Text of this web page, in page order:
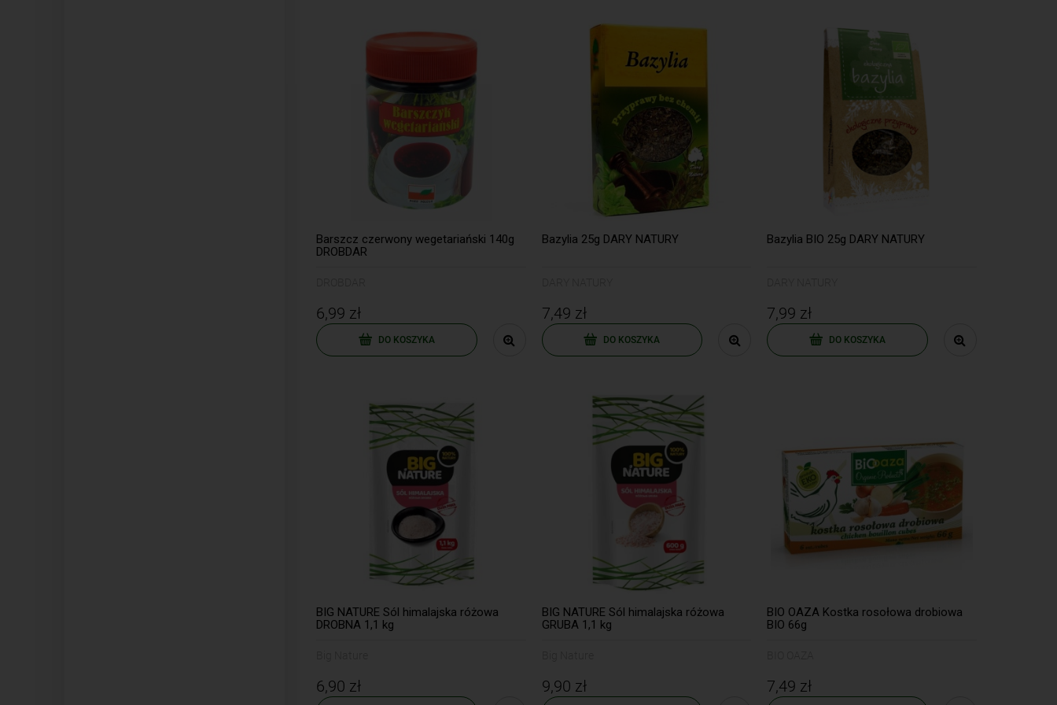
Barszcz czerwony wegetariański 140g
DROBDAR
6,99 zł
DO KOSZYKA
Bazylia 25g DARY NATURY
7,49 zł
DO KOSZYKA
Bazylia BIO 25g DARY NATURY
7,99 zł
DO KOSZYKA
BIG NATURE Sól himalajska różowa
DROBNA 1,1 kg
6,90 zł
BIG NATURE Sól himalajska różowa
GRUBA 1,1 kg
9,90 zł
BIO OAZA Kostka rosołowa drobiowa
BIO 66g
7,49 zł